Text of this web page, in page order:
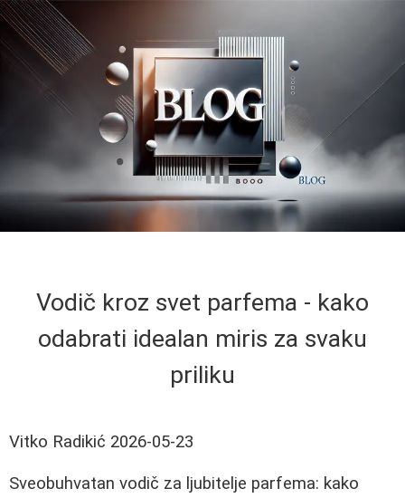
Vodič kroz svet parfema - kako
odabrati idealan miris za svaku
priliku
Vitko Radikić 2026-05-23
Sveobuhvatan vodič za ljubitelje parfema: kako